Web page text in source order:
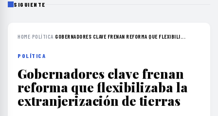
SIGUIENTE
HOME›POLÍTICA›GOBERNADORES CLAVE FRENAN REFORMA QUE FLEXIBILI...
POLÍTICA
Gobernadores clave frenan
reforma que flexibilizaba la
extranjerización de tierras